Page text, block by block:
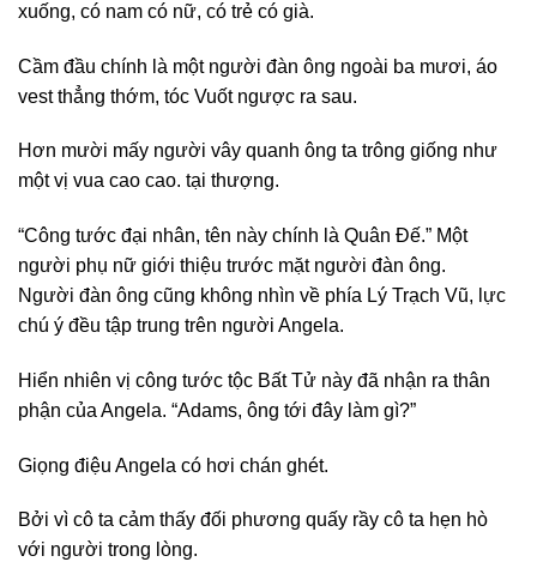
xuống, có nam có nữ, có trẻ có già.
Cầm đầu chính là một người đàn ông ngoài ba mươi, áo
vest thẳng thớm, tóc Vuốt ngược ra sau.
Hơn mười mấy người vây quanh ông ta trông giống như
một vị vua cao cao. tại thượng.
“Công tước đại nhân, tên này chính là Quân Đế.” Một
người phụ nữ giới thiệu trước mặt người đàn ông.
Người đàn ông cũng không nhìn về phía Lý Trạch Vũ, lực
chú ý đều tập trung trên người Angela.
Hiển nhiên vị công tước tộc Bất Tử này đã nhận ra thân
phận của Angela. “Adams, ông tới đây làm gì?”
Giọng điệu Angela có hơi chán ghét.
Bởi vì cô ta cảm thấy đối phương quấy rầy cô ta hẹn hò
với người trong lòng.